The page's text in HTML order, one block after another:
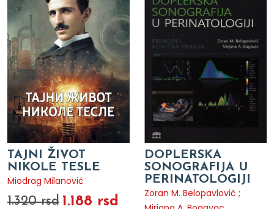
TAJNI ŽIVOT
NIKOLE TESLE
Miodrag Milanović
1.320 rsd 1.188 rsd
DOPLERSKA
SONOGRAFIJA U
PERINATOLOGIJI
Zoran M. Belopavlović ;